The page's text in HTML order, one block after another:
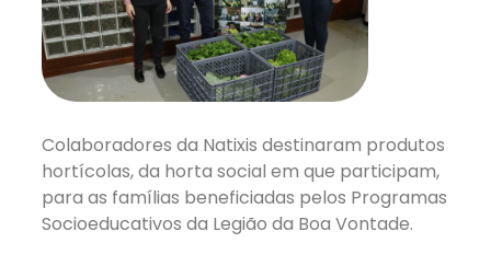
Colaboradores da Natixis destinaram produtos
hortícolas, da horta social em que participam,
para as famílias beneficiadas pelos Programas
Socioeducativos da Legião da Boa Vontade.